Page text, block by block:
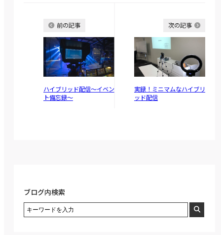
前の記事
ハイブリッド配信～イベン
ト備忘録～
次の記事
実録！ミニマムなハイブリ
ッド配信
ブログ内検索